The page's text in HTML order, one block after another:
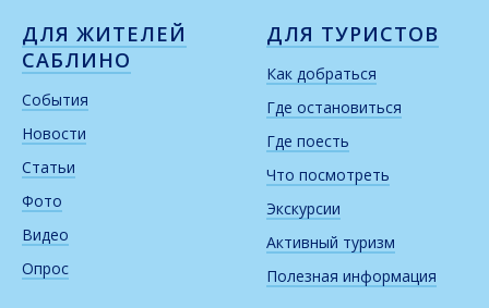
ДЛЯ ЖИТЕЛЕЙ
САБЛИНО
События
Новости
Статьи
Фото
Видео
Опрос
ДЛЯ ТУРИСТОВ
Как добраться
Где остановиться
Где поесть
Что посмотреть
Экскурсии
Активный туризм
Полезная информация